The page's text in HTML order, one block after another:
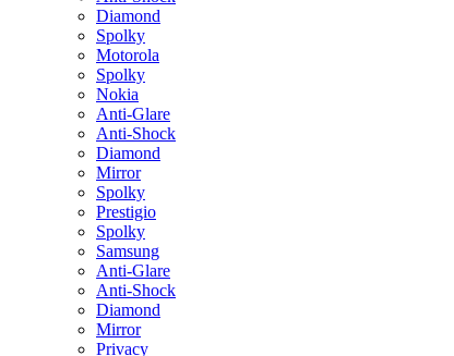
Diamond
Spolky
Motorola
Spolky
Nokia
Anti-Glare
Anti-Shock
Diamond
Mirror
Spolky
Prestigio
Spolky
Samsung
Anti-Glare
Anti-Shock
Diamond
Mirror
Privacy